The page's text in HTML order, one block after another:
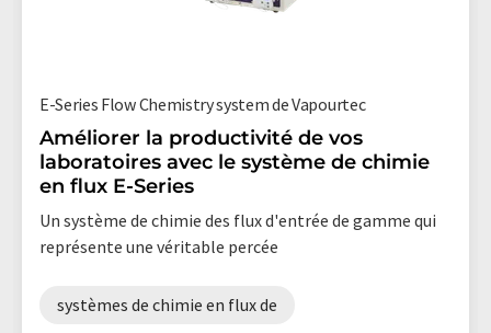
E-Series Flow Chemistry system de Vapourtec
Améliorer la productivité de vos
laboratoires avec le système de chimie
en flux E-Series
Un système de chimie des flux d'entrée de gamme qui
représente une véritable percée
systèmes de chimie en flux de